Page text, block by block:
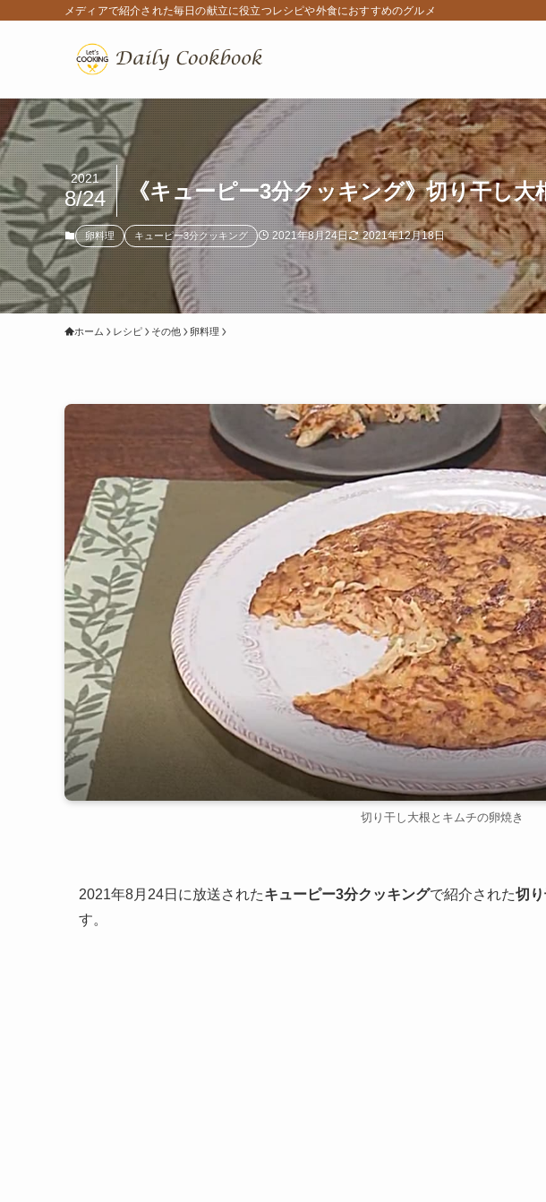
メディアで紹介された毎日の献立に役立つレシピや外食におすすめのグルメ
《キューピー3分クッキング》切り干し
2021
8/24
卵料理 キューピー3分クッキング 2021年8月24日 2021年12月18日
ホーム レシピ その他 卵料理
切り干し大根とキムチの卵焼き
2021年8月24日に放送されたキューピー3分クッキングで紹介された切
す。